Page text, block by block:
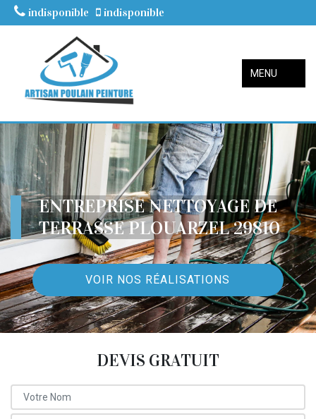
indisponible indisponible
MENU
ENTREPRISE NETTOYAGE DE
TERRASSE PLOUARZEL 29810
VOIR NOS RÉALISATIONS
DEVIS GRATUIT